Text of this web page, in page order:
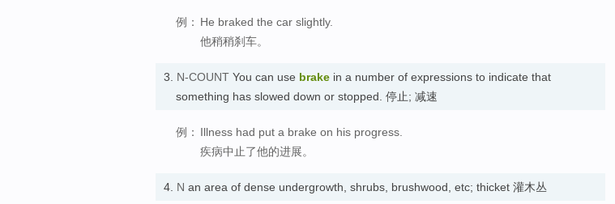
例： He braked the car slightly.
他稍稍刹车。
3. N-COUNT You can use brake in a number of expressions to indicate that
something has slowed down or stopped. 停止; 减速
例： Illness had put a brake on his progress.
疾病中止了他的进展。
4. N an area of dense undergrowth, shrubs, brushwood, etc; thicket 灌木丛